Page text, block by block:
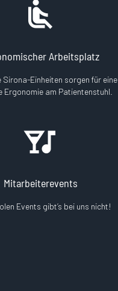
Arbeitsplatz
Sirona-Einheiten sorgen für eine
Ergonomie am Patientenstuhl.
Mitarbeiterevents
Events gibt’s bei uns nicht!